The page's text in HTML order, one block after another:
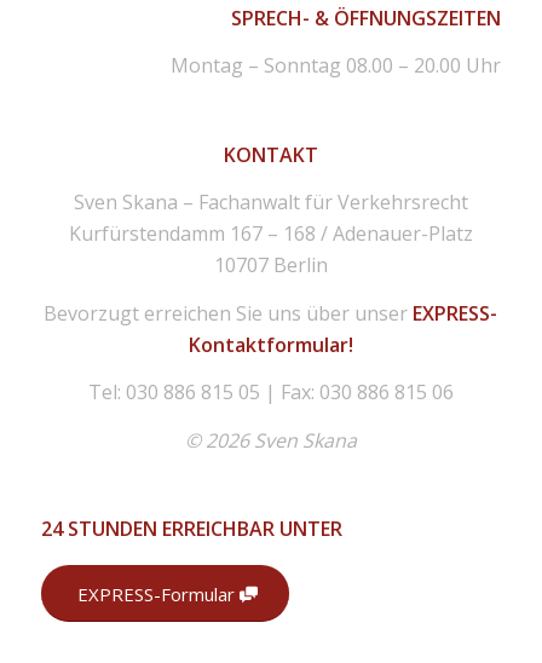
SPRECH- & ÖFFNUNGSZEITEN
Montag – Sonntag 08.00 – 20.00 Uhr
KONTAKT
Sven Skana – Fachanwalt für Verkehrsrecht
Kurfürstendamm 167 – 168 / Adenauer-Platz
10707 Berlin
Bevorzugt erreichen Sie uns über unser EXPRESS-
Kontaktformular!
Tel: 030 886 815 05 | Fax: 030 886 815 06
© 2026 Sven Skana
24 STUNDEN ERREICHBAR UNTER
EXPRESS-Formular